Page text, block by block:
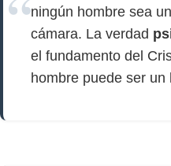
ningún hombre sea
cámara. La verdad
el fundamento del
hombre puede ser